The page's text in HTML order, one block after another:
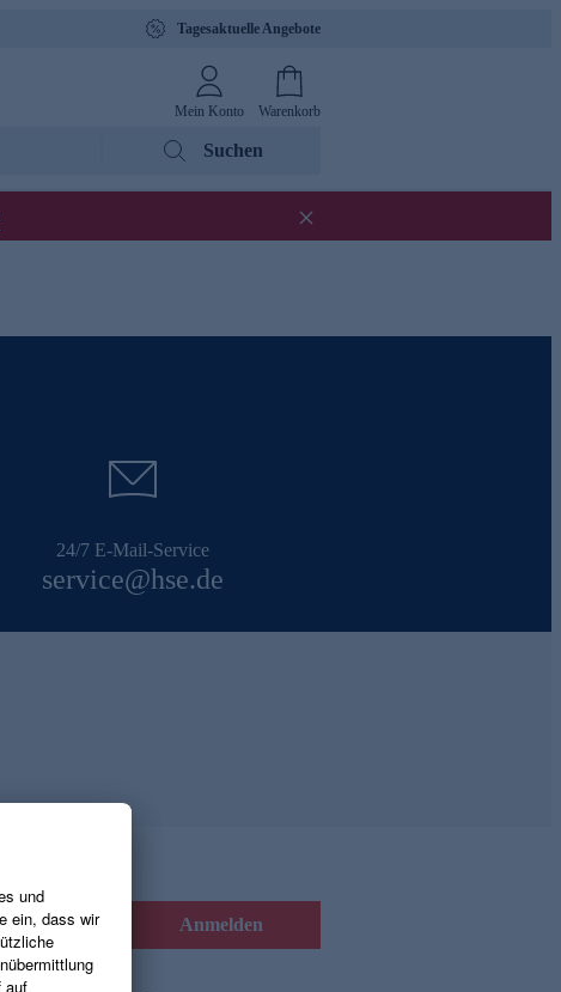
Tagesaktuelle Angebote
Mein Konto Warenkorb
Suchen
24/7 E-Mail-Service
service@hse.de
Anmelden